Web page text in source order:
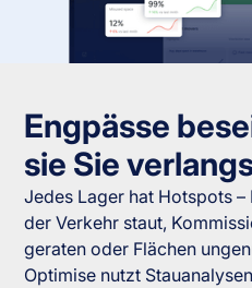
Engpässe
sie Sie
Jedes Lager hat Hotspots –
der Verkehr staut,
geraten oder Flächen
Optimise nutzt